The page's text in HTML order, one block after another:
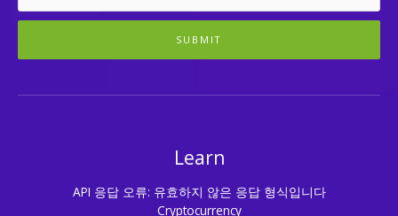
SUBMIT
Learn
API 응답 오류: 유효하지 않은 응답 형식입니다
Cryptocurrency